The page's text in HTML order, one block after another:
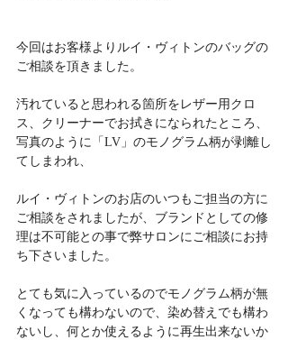
今回はお客様よりルイ・ヴィトンのバッグの
ご相談を頂きました。
汚れていると思われる箇所をレザー用クロ
ス、クリーナーでお拭きになられたところ、
写真のように「LV」のモノグラム柄が剥離し
てしまわれ、
ルイ・ヴィトンのお店のいつもご担当の方に
ご相談をされましたが、ブランドとしての修
理は不可能との事で弊サロンにご相談にお持
ち下さいました。
とても気に入っているのでモノグラム柄が無
くなっても構わないので、染め替えでも構わ
ないし、何とか使えるように再生出来ないか